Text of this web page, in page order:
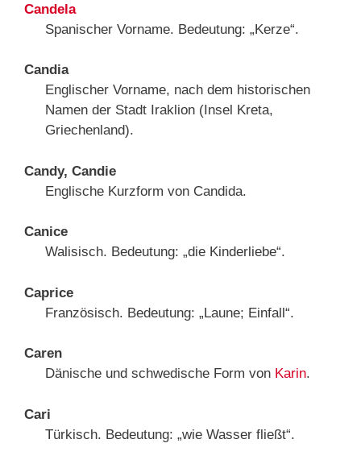
Candela
Spanischer Vorname. Bedeutung: „Kerze“.
Candia
Englischer Vorname, nach dem historischen
Namen der Stadt Iraklion (Insel Kreta,
Griechenland).
Candy, Candie
Englische Kurzform von Candida.
Canice
Walisisch. Bedeutung: „die Kinderliebe“.
Caprice
Französisch. Bedeutung: „Laune; Einfall“.
Caren
Dänische und schwedische Form von Karin.
Cari
Türkisch. Bedeutung: „wie Wasser fließt“.